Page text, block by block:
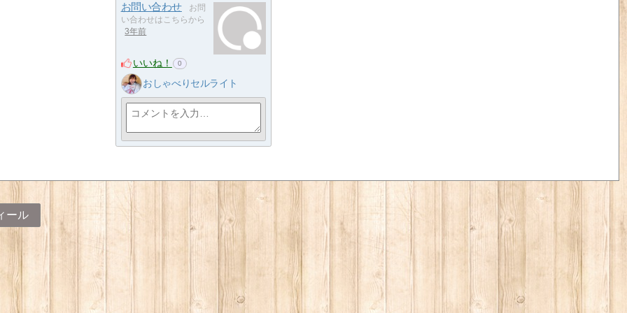
お問い合わせ
お問
い合わせはこちらから
3年前
いいね！ 0
おしゃべりセルライト
ール